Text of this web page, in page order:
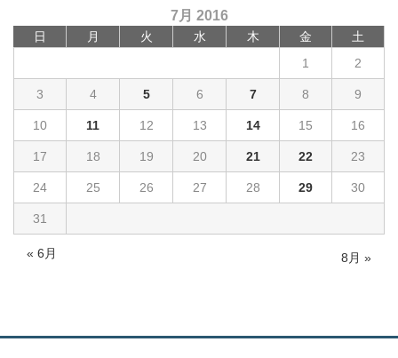
7月 2016
日 月 火 水 木 金 土
« 6月 8月 »
1 2
3 4 5 6 7 8 9
10 11 12 13 14 15 16
17 18 19 20 21 22 23
24 25 26 27 28 29 30
31